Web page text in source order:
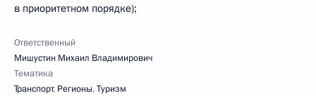
в приоритетном порядке);
Ответственный
Мишустин Михаил Владимирович
Тематика
Транспорт, Регионы,Туризм